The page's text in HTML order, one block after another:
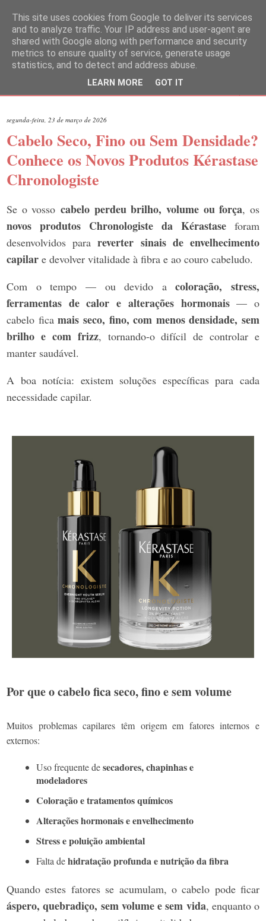
segunda-feira, 23 de março de 2026
Cabelo Seco, Fino ou Sem Densidade?
Conhece os Novos Produtos Kérastase
Chronologiste
Se o vosso cabelo perdeu brilho, volume ou força, os
novos produtos Chronologiste da Kérastase foram
desenvolvidos parareverter sinais de envelhecimento
capilar e devolver vitalidade à fibra e ao couro cabeludo.
Com o tempo — ou devido acoloração, stress,
ferramentas de calor e alterações hormonais— o
cabelo ficamais seco, fino, com menos densidade, sem
brilho e com frizz, tornando-o difícil de controlar e
manter saudável.
A boa notícia: existem soluções específicas para cada
necessidade capilar.
Por que o cabelo fica seco, fino e sem volume
Muitos problemas capilares têm origem em fatores internos e
externos:
Uso frequente desecadores, chapinhas e
modeladores
Coloração e tratamentos químicos
Alterações hormonais e envelhecimento
Stress e poluição ambiental
Falta dehidratação profunda e nutrição da fibra
Quando estes fatores se acumulam, o cabelo pode ficar
áspero, quebradiço, sem volume e sem vida, enquanto o
This site uses cookies from Google to deliver its services
and to analyze traffic. Your IP address and user-agent are
shared with Google along with performance and security
metrics to ensure quality of service, generate usage
statistics, and to detect and address abuse.
LEARN MORE GOT IT